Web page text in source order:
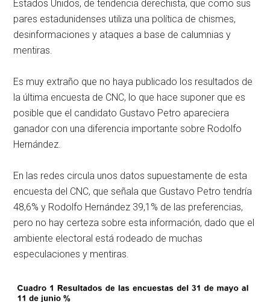
Estados Unidos, de tendencia derechista, que como sus
pares estadunidenses utiliza una política de chismes,
desinformaciones y ataques a base de calumnias y
mentiras.
Es muy extraño que no haya publicado los resultados de
la última encuesta de CNC, lo que hace suponer que es
posible que el candidato Gustavo Petro apareciera
ganador con una diferencia importante sobre Rodolfo
Hernández.
En las redes circula unos datos supuestamente de esta
encuesta del CNC, que señala que Gustavo Petro tendría
48,6% y Rodolfo Hernández 39,1% de las preferencias,
pero no hay certeza sobre esta información, dado que el
ambiente electoral está rodeado de muchas
especulaciones y mentiras.